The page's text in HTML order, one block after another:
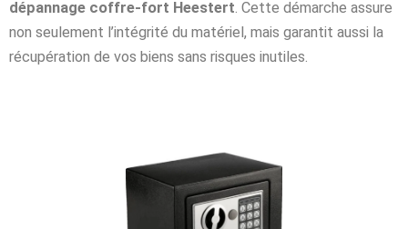
dépannage coffre-fort Heestert. Cette démarche assure
non seulement l’intégrité du matériel, mais garantit aussi la
récupération de vos biens sans risques inutiles.